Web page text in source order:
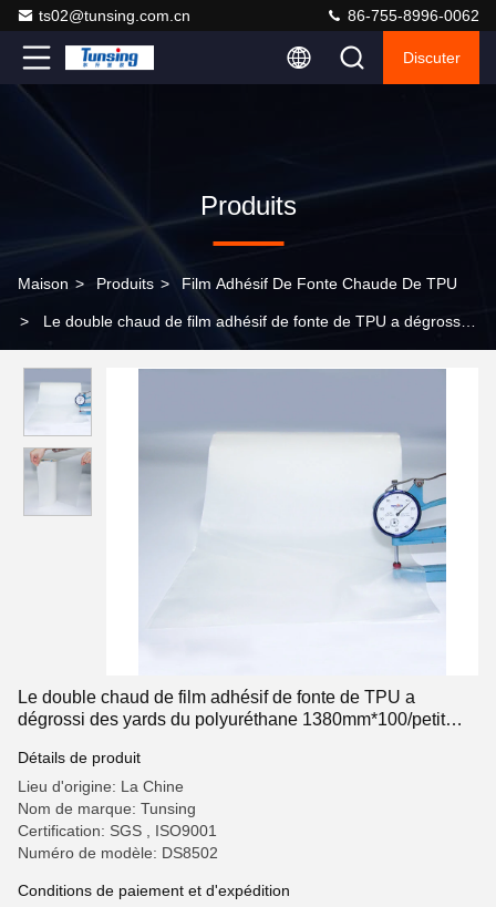
ts02@tunsing.com.cn 86-755-8996-0062
Discuter
Produits
Maison > Produits > Film Adhésif De Fonte Chaude De TPU
> Le double chaud de film adhésif de fonte de TPU a dégrossi
Le double chaud de film adhésif de fonte de TPU a
dégrossi des yards du polyuréthane 1380mm*100/petit
Détails de produit
Lieu d'origine: La Chine
Nom de marque: Tunsing
Certification: SGS , ISO9001
Numéro de modèle: DS8502
Conditions de paiement et d'expédition